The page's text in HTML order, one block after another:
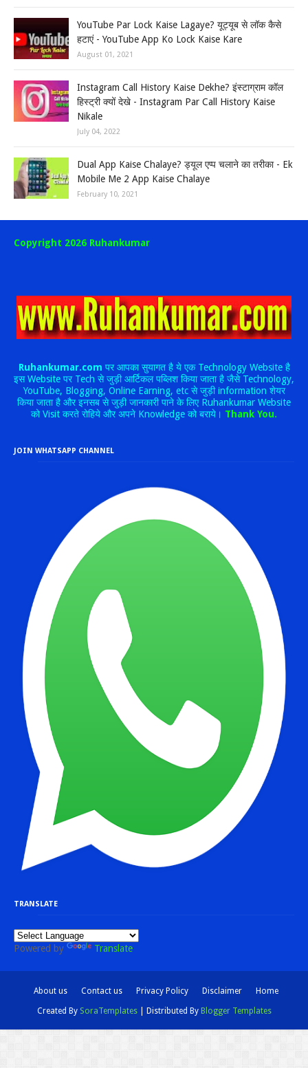
YouTube Par Lock Kaise Lagaye? यूट्यूब से लॉक कैसे
हटाएं - YouTube App Ko Lock Kaise Kare
August 01, 2021
Instagram Call History Kaise Dekhe? इंस्टाग्राम कॉल
हिस्ट्री क्यों देखे - Instagram Par Call History Kaise
Nikale
July 04, 2022
Dual App Kaise Chalaye? ड्यूल एप्प चलाने का तरीका - Ek
Mobile Me 2 App Kaise Chalaye
February 10, 2021
Copyright 2026 Ruhankumar
Ruhankumar.com पर आपका सुयागत है ये एक Technology Website है
इस Website पर Tech से जुड़ी आर्टिकल पब्लिश किया जाता है जैसे Technology,
YouTube, Blogging, Online Earning, etc से जुड़ी information शेयर
किया जाता है और इनसब से जुड़ी जानकारी पाने के लिए Ruhankumar Website
को Visit करते रोहिये और अपने Knowledge को बराये। Thank You.
JOIN WHATSAPP CHANNEL
TRANSLATE
Powered by Translate
About us Contact us Privacy Policy Disclaimer Home
Created By SoraTemplates| Distributed By Blogger Templates